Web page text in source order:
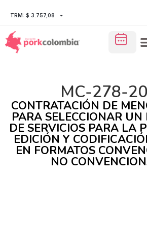
TRM: $ 3.757,08
MC-278-
CONTRATACIÓN DE
PARA SELECCIONAR UN
DE SERVICIOS PARA LA
EDICIÓN Y
EN FORMATOS
NO